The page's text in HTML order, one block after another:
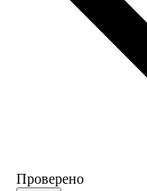
Проверено